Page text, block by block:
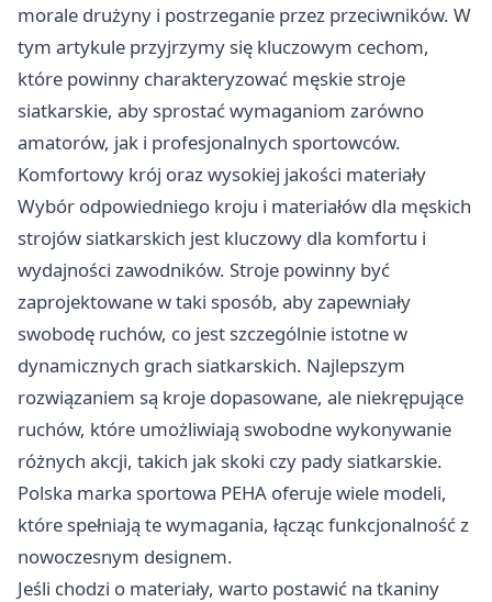
morale drużyny i postrzeganie przez przeciwników. W
tym artykule przyjrzymy się kluczowym cechom,
które powinny charakteryzować męskie stroje
siatkarskie, aby sprostać wymaganiom zarówno
amatorów, jak i profesjonalnych sportowców.
Komfortowy krój oraz wysokiej jakości materiały
Wybór odpowiedniego kroju i materiałów dla męskich
strojów siatkarskich jest kluczowy dla komfortu i
wydajności zawodników. Stroje powinny być
zaprojektowane w taki sposób, aby zapewniały
swobodę ruchów, co jest szczególnie istotne w
dynamicznych grach siatkarskich. Najlepszym
rozwiązaniem są kroje dopasowane, ale niekrępujące
ruchów, które umożliwiają swobodne wykonywanie
różnych akcji, takich jak skoki czy pady siatkarskie.
Polska marka sportowa PEHA oferuje wiele modeli,
które spełniają te wymagania, łącząc funkcjonalność z
nowoczesnym designem.
Jeśli chodzi o materiały, warto postawić na tkaniny